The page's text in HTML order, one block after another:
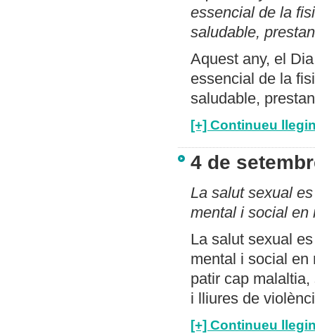
essencial de la
saludable,
Aquest any, el
essencial de la
saludable,
[+] Continueu
4 de
La salut sexual
mental i social en
La salut sexual
mental i social en
patir cap
i lliures de
[+] Continueu